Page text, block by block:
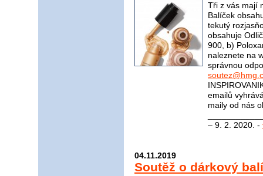
Tři z vás mají
Balíček
tekutý
obsahuje
900, b)
naleznete na
správnou
emailů
maily od nás
– 9. 2. 2020. -
04.11.2019
Soutěž o dárkový